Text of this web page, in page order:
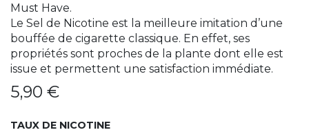
Must Have.
Le Sel de Nicotine est la meilleure imitation d’une
bouffée de cigarette classique. En effet, ses
propriétés sont proches de la plante dont elle est
issue et permettent une satisfaction immédiate.
5,90 €
TAUX DE NICOTINE